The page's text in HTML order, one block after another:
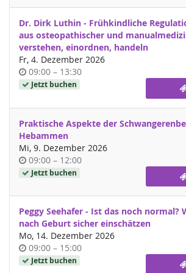
Dr. Dirk Luthin - Frühkindliche
aus osteopathischer und
verstehen, einordnen, handeln
Fr, 4. Dezember 2026
Uhrzeit
09:00 –bis
13:30
Jetzt buchen
Praktische Aspekte der
Hebammen
Mi, 9. Dezember 2026
Uhrzeit
09:00 –bis
12:00
Jetzt buchen
Peggy Seehafer - Ist das noch normal?
nach Geburt sicher einschätzen
Mo, 14. Dezember 2026
Uhrzeit
09:00 –bis
15:00
Jetzt buchen